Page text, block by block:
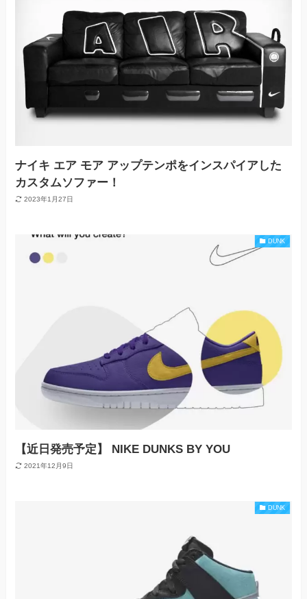
ナイキ エア モア アップテンポをインスパイアした
カスタムソファー！
2023年1月27日
DUNK
【近日発売予定】 NIKE DUNKS BY YOU
2021年12月9日
DUNK